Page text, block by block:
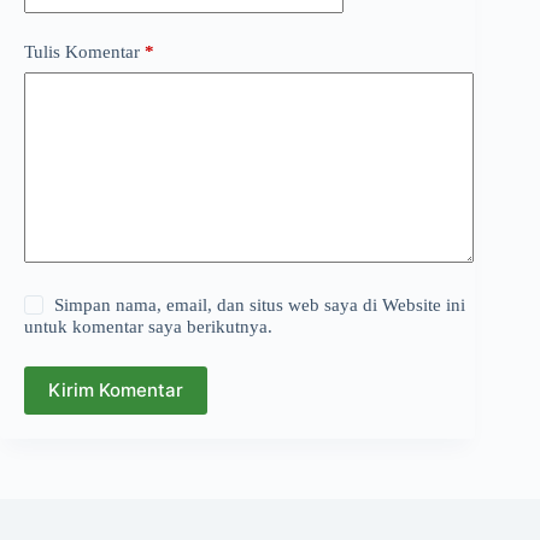
Tulis Komentar *
Simpan nama, email, dan situs web saya di Website ini
untuk komentar saya berikutnya.
Kirim Komentar